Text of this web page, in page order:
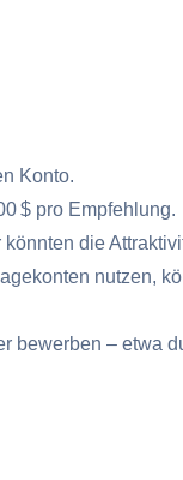
Konto.
$ pro Empfehlung.
die
nutzen,
bewerben – etwa